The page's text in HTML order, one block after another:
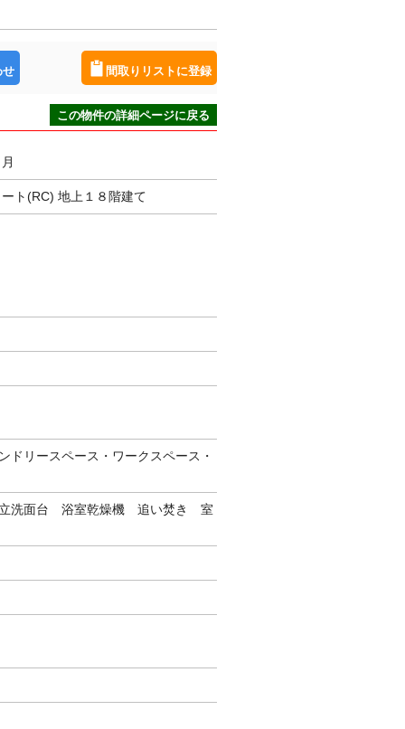
せ 間取りリストに登録
この物件の詳細ページに戻る
ト(RC) 地上１８階建て
ースペース・ワークスペース・
洗面台 浴室乾燥機 追い焚き 室